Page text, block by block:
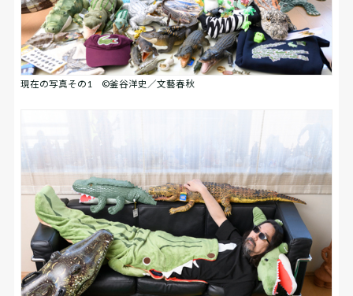
現在の写真その1 ©釜谷洋史／文藝春秋